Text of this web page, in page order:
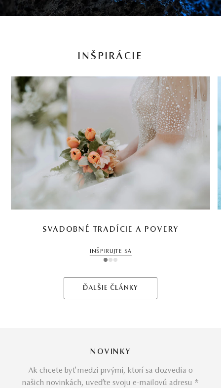
INŠPIRÁCIE
SVADOBNÉ TRADÍCIE A POVERY
INŠPIRUJTE SA
1 2 3
ĎALŠIE ČLÁNKY
NOVINKY
Ak chcete byť medzi prvými, ktorí sa dozvedia o
našich novinkách, uveďte svoju e-mailovú adresu *